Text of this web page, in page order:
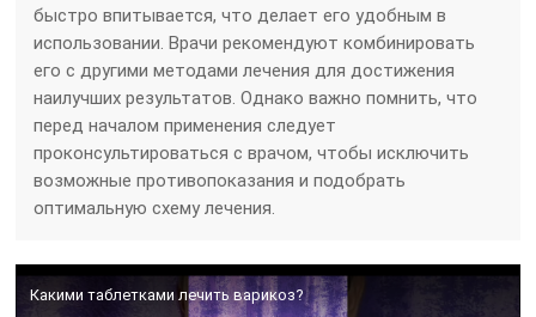
быстро впитывается, что делает его удобным в
использовании. Врачи рекомендуют комбинировать
его с другими методами лечения для достижения
наилучших результатов. Однако важно помнить, что
перед началом применения следует
проконсультироваться с врачом, чтобы исключить
возможные противопоказания и подобрать
оптимальную схему лечения.
Какими таблетками лечить варикоз?